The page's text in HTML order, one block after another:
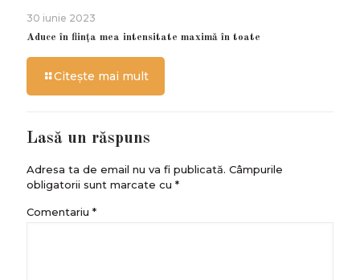
30 iunie 2023
Aduce în ființa mea intensitate maximă în toate
Citește mai mult
Lasă un răspuns
Adresa ta de email nu va fi publicată. Câmpurile
obligatorii sunt marcate cu *
Comentariu *